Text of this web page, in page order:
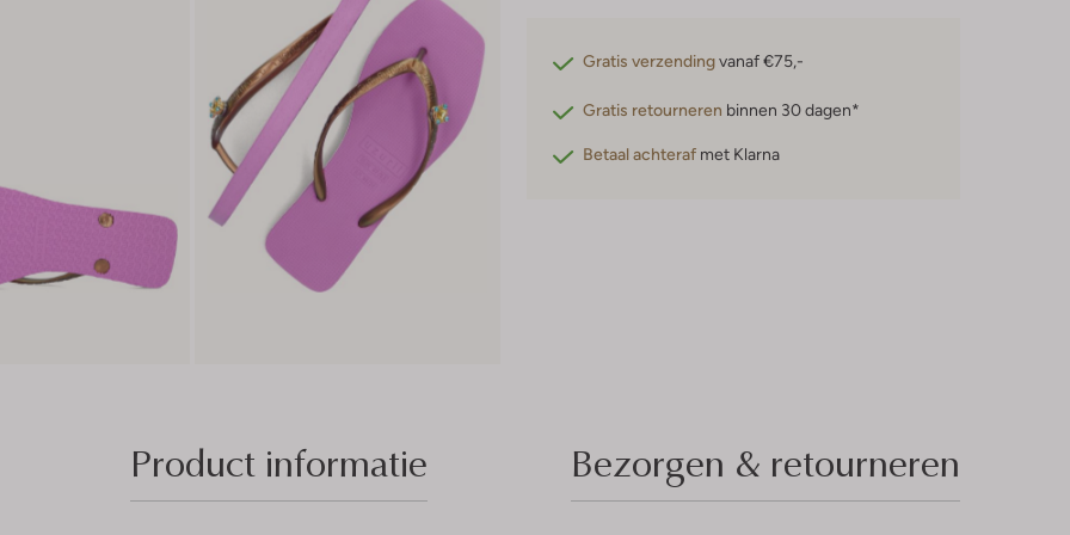
Gratis verzendingvanaf €75,-
Gratis retourneren binnen 30 dagen*
Betaal achteraf met Klarna
Product informatie Bezorgen & retourneren